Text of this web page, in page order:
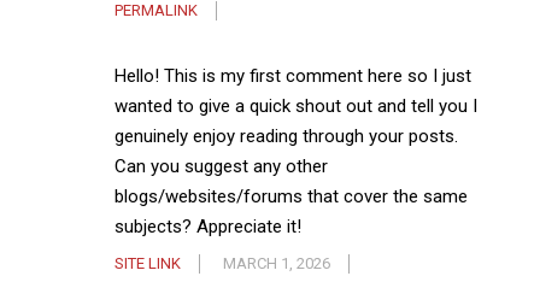
PERMALINK
Hello! This is my first comment here so I just
wanted to give a quick shout out and tell you I
genuinely enjoy reading through your posts.
Can you suggest any other
blogs/websites/forums that cover the same
subjects? Appreciate it!
SITE LINK
MARCH 1, 2026